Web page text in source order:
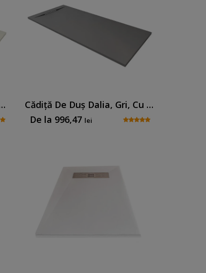
Crem, Cu Sifon Inclus
Cădiță De Duș Dalia, Gri, Cu Sifon Inclus
De la 996,47 lei